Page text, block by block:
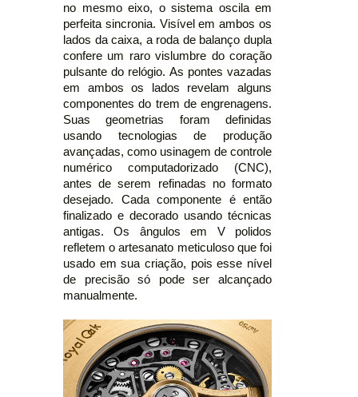
no mesmo eixo, o sistema oscila em
perfeita sincronia. Visível em ambos os
lados da caixa, a roda de balanço dupla
confere um raro vislumbre do coração
pulsante do relógio. As pontes vazadas
em ambos os lados revelam alguns
componentes do trem de engrenagens.
Suas geometrias foram definidas
usando tecnologias de produção
avançadas, como usinagem de controle
numérico computadorizado (CNC),
antes de serem refinadas no formato
desejado. Cada componente é então
finalizado e decorado usando técnicas
antigas. Os ângulos em V polidos
refletem o artesanato meticuloso que foi
usado em sua criação, pois esse nível
de precisão só pode ser alcançado
manualmente.